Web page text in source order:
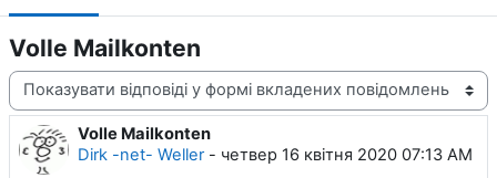
Volle Mailkonten
Тип показу
Volle Mailkonten
Dirk -net- Weller- четвер 16 квітня 2020 07:13 AM
Кількість відповідей: 0